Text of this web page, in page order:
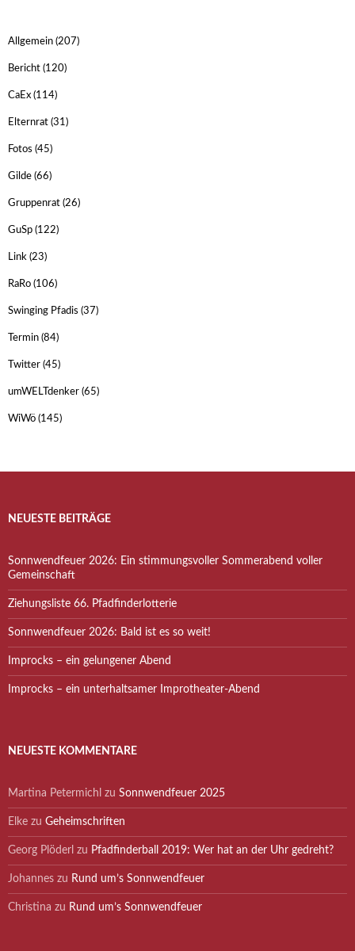
Allgemein (207)
Bericht (120)
CaEx (114)
Elternrat (31)
Fotos (45)
Gilde (66)
Gruppenrat (26)
GuSp (122)
Link (23)
RaRo (106)
Swinging Pfadis (37)
Termin (84)
Twitter (45)
umWELTdenker (65)
WiWö (145)
NEUESTE BEITRÄGE
Sonnwendfeuer 2026: Ein stimmungsvoller Sommerabend voller
Gemeinschaft
Ziehungsliste 66. Pfadfinderlotterie
Sonnwendfeuer 2026: Bald ist es so weit!
Improcks – ein gelungener Abend
Improcks – ein unterhaltsamer Improtheater-Abend
NEUESTE KOMMENTARE
Martina Petermichl zu Sonnwendfeuer 2025
Elke zu Geheimschriften
Georg Plöderl zu Pfadfinderball 2019: Wer hat an der Uhr gedreht?
Johannes zu Rund um’s Sonnwendfeuer
Christina zu Rund um’s Sonnwendfeuer